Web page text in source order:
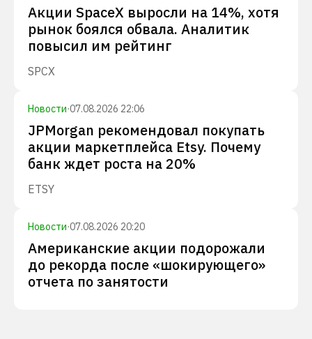
Акции SpaceX выросли на 14%, хотя
рынок боялся обвала. Аналитик
повысил им рейтинг
SPCX
Новости·07.08.2026 22:06
JPMorgan рекомендовал покупать
акции маркетплейса Etsy. Почему
банк ждет роста на 20%
ETSY
Новости·07.08.2026 20:20
Американские акции подорожали
до рекорда после «шокирующего»
отчета по занятости